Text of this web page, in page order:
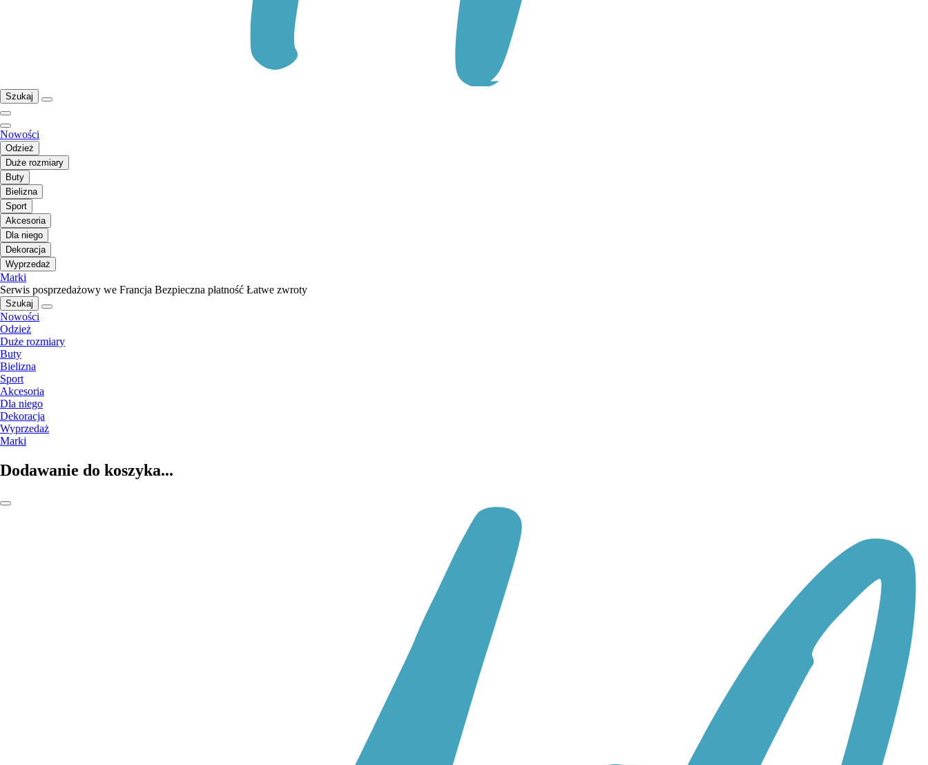
Szukaj
Nowości
Odzież
Duże rozmiary
Buty
Bielizna
Sport
Akcesoria
Dla niego
Dekoracja
Wyprzedaż
Marki
Serwis posprzedażowy we Francja Bezpieczna płatność Łatwe zwroty
Szukaj
Nowości
Odzież
Duże rozmiary
Buty
Bielizna
Sport
Akcesoria
Dla niego
Dekoracja
Wyprzedaż
Marki
Dodawanie do koszyka...